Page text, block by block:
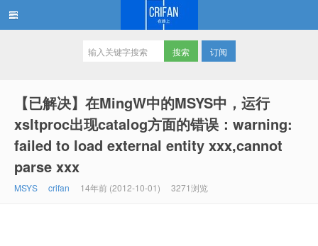
订阅
【已解决】在MingW中的MSYS中，运行
xsltproc出现catalog方面的错误：warning:
failed to load external entity xxx,cannot
parse xxx
MSYS crifan 14年前 (2012-10-01) 3271浏览